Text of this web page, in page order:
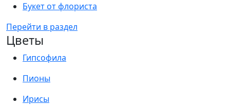
Букет от флориста
Перейти в раздел
Цветы
Гипсофила
Пионы
Ирисы